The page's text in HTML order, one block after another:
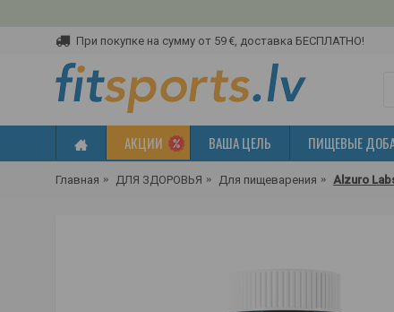
При покупке на сумму от 59 €, доставка БЕСПЛАТНО!
АКЦИИ ВАША ЦЕЛЬ ПИЩЕВЫЕ
Главная ДЛЯ ЗДОРОВЬЯ Для пищеварения Alzuro